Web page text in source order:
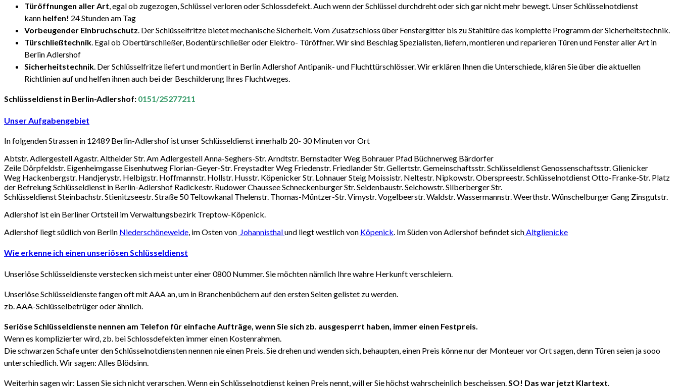
Türöffnungen aller Art, egal ob zugezogen, Schlüssel verloren oder Schlossdefekt. Auch wenn der Schlüssel durchdreht oder sich gar nicht mehr bewegt. Unser Schlüsselnotdienst
kann helfen! 24 Stunden am Tag
Vorbeugender Einbruchschutz. Der Schlüsselfritze bietet mechanische Sicherheit. Vom Zusatzschloss über Fenstergitter bis zu Stahltüre das komplette Programm der Sicherheitstechnik.
Türschließtechnik. Egal ob Obertürschließer, Bodentürschließer oder Elektro- Türöffner. Wir sind Beschlag Spezialisten, liefern, montieren und reparieren Türen und Fenster aller Art in
Berlin Adlershof
Sicherheitstechnik. Der Schlüsselfritze liefert und montiert in Berlin Adlershof Antipanik- und Fluchttürschlösser. Wir erklären Ihnen die Unterschiede, klären Sie über die aktuellen
Richtlinien auf und helfen ihnen auch bei der Beschilderung Ihres Fluchtweges.
Schlüsseldienst in Berlin-Adlershof: 0151/25277211
Unser Aufgabengebiet
In folgenden Strassen in 12489 Berlin-Adlershof ist unser Schlüsseldienst innerhalb 20- 30 Minuten vor Ort
Abtstr. Adlergestell Agastr. Altheider Str. Am Adlergestell Anna-Seghers-Str. Arndtstr. Bernstadter Weg Bohrauer Pfad Büchnerweg Bärdorfer
Zeile Dörpfeldstr. Eigenheimgasse Eisenhutweg Florian-Geyer-Str. Freystadter Weg Friedenstr. Friedlander Str. Gellertstr. Gemeinschaftsstr. Schlüsseldienst Genossenschaftsstr. Glienicker
Weg Hackenbergstr. Handjerystr. Helbigstr. Hoffmannstr. Hollstr. Husstr. Köpenicker Str. Lohnauer Steig Moissistr. Neltestr. Nipkowstr. Oberspreestr. Schlüsselnotdienst Otto-Franke-Str. Platz
der Befreiung Schlüsseldienst in Berlin-Adlershof Radickestr. Rudower Chaussee Schneckenburger Str. Seidenbaustr. Selchowstr. Silberberger Str.
Schlüsseldienst Steinbachstr. Stienitzseestr. Straße 50 Teltowkanal Thelenstr. Thomas-Müntzer-Str. Vimystr. Vogelbeerstr. Waldstr. Wassermannstr. Weerthstr. Wünschelburger Gang Zinsgutstr.
Adlershof ist ein Berliner Ortsteil im Verwaltungsbezirk Treptow-Köpenick.
Adlershof liegt südlich von Berlin Niederschöneweide, im Osten von Johannisthalund liegt westlich von Köpenick. Im Süden von Adlershof befindet sichAltglienicke
Wie erkenne ich einen unseriösen Schlüsseldienst
Unseriöse Schlüsseldienste verstecken sich meist unter einer 0800 Nummer. Sie möchten nämlich Ihre wahre Herkunft verschleiern.
Unseriöse Schlüsseldienste fangen oft mit AAA an, um in Branchenbüchern auf den ersten Seiten gelistet zu werden.
zb. AAA-Schlüsselbetrüger oder ähnlich.
Seriöse Schlüsseldienste nennen am Telefon für einfache Aufträge, wenn Sie sich zb. ausgesperrt haben, immer einen Festpreis.
Wenn es komplizierter wird, zb. bei Schlossdefekten immer einen Kostenrahmen.
Die schwarzen Schafe unter den Schlüsselnotdiensten nennen nie einen Preis. Sie drehen und wenden sich, behaupten, einen Preis könne nur der Monteuer vor Ort sagen, denn Türen seien ja sooo
unterschiedlich. Wir sagen: Alles Blödsinn.
Weiterhin sagen wir: Lassen Sie sich nicht verarschen. Wenn ein Schlüsselnotdienst keinen Preis nennt, will er Sie höchst wahrscheinlich bescheissen.SO! Das war jetzt Klartext.